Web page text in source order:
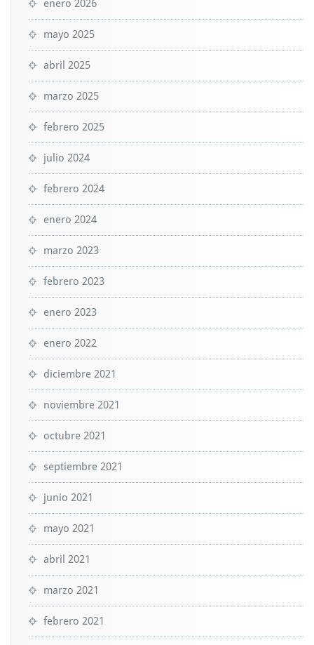
enero 2026
mayo 2025
abril 2025
marzo 2025
febrero 2025
julio 2024
febrero 2024
enero 2024
marzo 2023
febrero 2023
enero 2023
enero 2022
diciembre 2021
noviembre 2021
octubre 2021
septiembre 2021
junio 2021
mayo 2021
abril 2021
marzo 2021
febrero 2021